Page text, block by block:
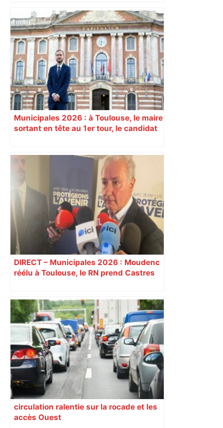
"C’est l’une des plus fortes
fréquentations du circuit" : Toulouse
est-elle la capitale du poker amateur –
ladepeche.fr
Municipales 2026 : à Toulouse, le maire
sortant en tête au 1er tour, le candidat
DIRECT – Municipales 2026 : Moudenc
réélu à Toulouse, le RN prend Castres
circulation ralentie sur la rocade et les
accès Ouest